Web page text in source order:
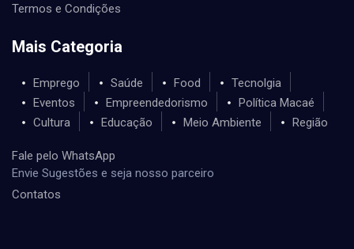
Termos e Condições
Mais Categoria
Emprego Saúde Food
Tecnolgia
Eventos
Empreendedorismo
Política Macaé
Cultura
Educação Meio Ambiente Região
Fale pelo WhatsApp
Envie Sugestões e seja nosso parceiro
Contatos